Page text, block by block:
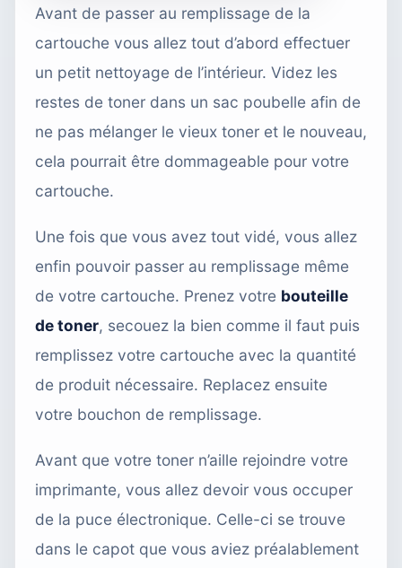
Avant de passer au remplissage de la
cartouche vous allez tout d’abord effectuer
un petit nettoyage de l’intérieur. Videz les
restes de toner dans un sac poubelle afin de
ne pas mélanger le vieux toner et le nouveau,
cela pourrait être dommageable pour votre
cartouche.
Une fois que vous avez tout vidé, vous allez
enfin pouvoir passer au remplissage même
de votre cartouche. Prenez votre bouteille
de toner, secouez la bien comme il faut puis
remplissez votre cartouche avec la quantité
de produit nécessaire. Replacez ensuite
votre bouchon de remplissage.
Avant que votre toner n’aille rejoindre votre
imprimante, vous allez devoir vous occuper
de la puce électronique. Celle-ci se trouve
dans le capot que vous aviez préalablement